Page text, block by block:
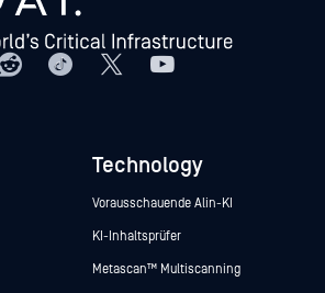
Technology
Vorausschauende Alin-KI
KI-Inhaltsprüfer
Metascan™ Multiscanning